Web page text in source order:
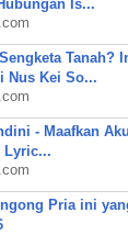
Is...
Tanah?
Nus Kei So...
- Maafkan
Lyric...
Pria ini